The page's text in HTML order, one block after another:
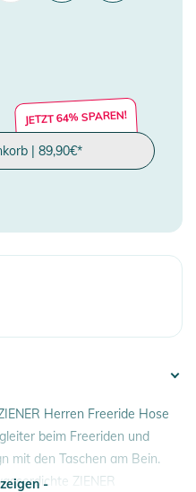
JETZT 64% SPAREN!
| 89,90€*
Herren Freeride Hose
beim Freeriden und
mit den Taschen am Bein.
ZIENER
-